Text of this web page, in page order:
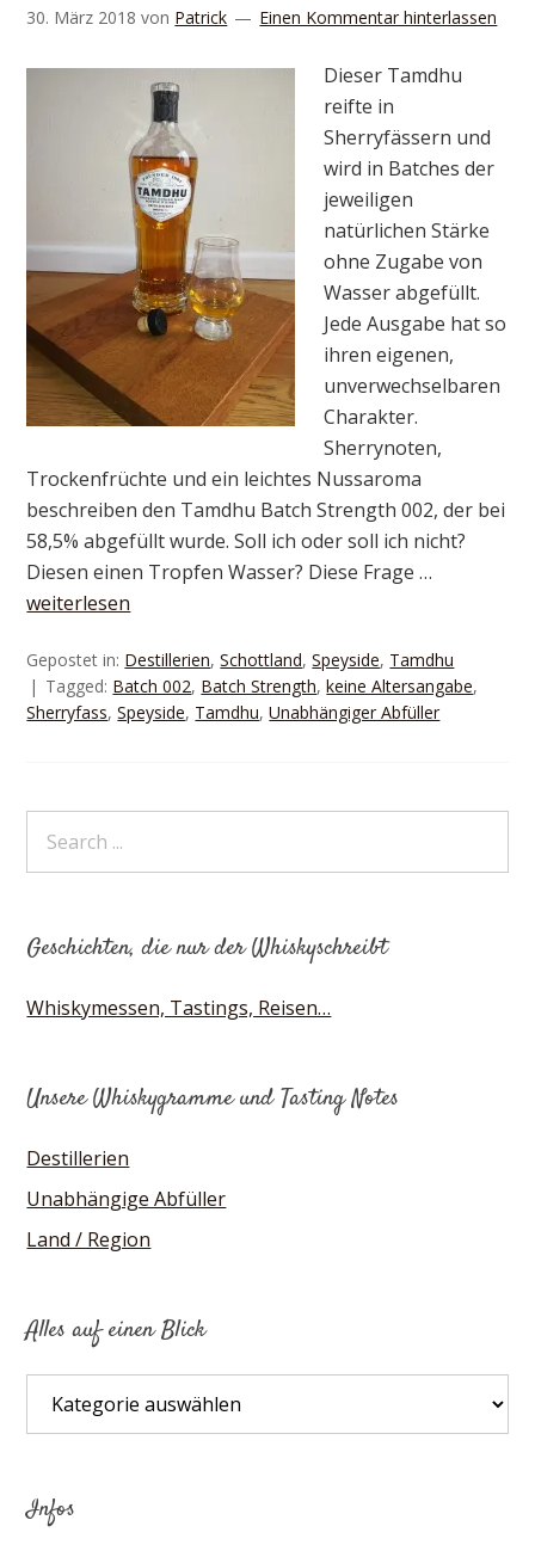
30. März 2018 von Patrick Einen Kommentar hinterlassen
Dieser Tamdhu
reifte in
Sherryfässern und
wird in Batches der
jeweiligen
natürlichen Stärke
ohne Zugabe von
Wasser abgefüllt.
Jede Ausgabe hat so
ihren eigenen,
unverwechselbaren
Charakter.
Sherrynoten,
Trockenfrüchte und ein leichtes Nussaroma
beschreiben den Tamdhu Batch Strength 002, der bei
58,5% abgefüllt wurde. Soll ich oder soll ich nicht?
Diesen einen Tropfen Wasser? Diese Frage …
weiterlesen
Gepostet in: Destillerien,Schottland,Speyside, Tamdhu
Tagged: Batch 002, Batch Strength,keine Altersangabe,
Sherryfass,Speyside, Tamdhu,Unabhängiger Abfüller
Geschichten, die nur der Whiskyschreibt
Whiskymessen, Tastings, Reisen…
Unsere Whiskygramme und Tasting Notes
Destillerien
Unabhängige Abfüller
Land / Region
Alles auf einen Blick
auf
Infos